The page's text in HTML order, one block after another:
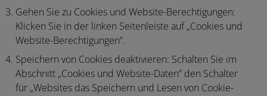
Gehen Sie zu Cookies und Website-Berechtigungen:
Klicken Sie in der linken Seitenleiste auf „Cookies und
Website-Berechtigungen“.
Speichern von Cookies deaktivieren: Schalten Sie im
Abschnitt „Cookies und Website-Daten” den Schalter
für „Websites das Speichern und Lesen von Cookie-